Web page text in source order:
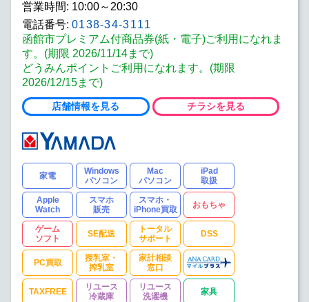
営業時間: 10:00～20:30
電話番号: 0138-34-3111
函館市プレミアム付商品券(紙・電子)ご利用になれま
す。(期限 2026/11/14まで)
どうみんポイントご利用になれます。(期限
2026/12/15まで)
店舗情報を見る チラシを見る
家電
Windows
パソコン
Mac
パソコン
iPad
取扱
Apple
Watch
スマホ
販売
スマホ・
iPhone買取
おもちゃ
ゲーム
ソフト
SE配送
トータル
サポート
DSS
PC買取
授乳室・
搾乳室
家計相談
窓口
TAXFREE
リユース
冷蔵庫
リユース
洗濯機
家具